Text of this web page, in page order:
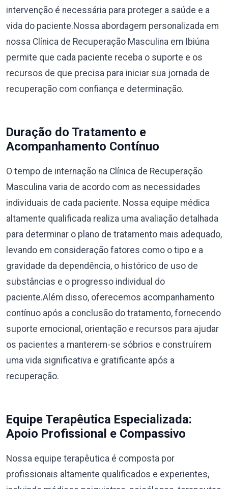
intervenção é necessária para proteger a saúde e a
vida do paciente.Nossa abordagem personalizada em
nossa Clínica de Recuperação Masculina em Ibiúna
permite que cada paciente receba o suporte e os
recursos de que precisa para iniciar sua jornada de
recuperação com confiança e determinação.
Duração do Tratamento e
Acompanhamento Contínuo
O tempo de internação na Clínica de Recuperação
Masculina varia de acordo com as necessidades
individuais de cada paciente. Nossa equipe médica
altamente qualificada realiza uma avaliação detalhada
para determinar o plano de tratamento mais adequado,
levando em consideração fatores como o tipo e a
gravidade da dependência, o histórico de uso de
substâncias e o progresso individual do
paciente.Além disso, oferecemos acompanhamento
contínuo após a conclusão do tratamento, fornecendo
suporte emocional, orientação e recursos para ajudar
os pacientes a manterem-se sóbrios e construírem
uma vida significativa e gratificante após a
recuperação.
Equipe Terapêutica Especializada:
Apoio Profissional e Compassivo
Nossa equipe terapêutica é composta por
profissionais altamente qualificados e experientes,